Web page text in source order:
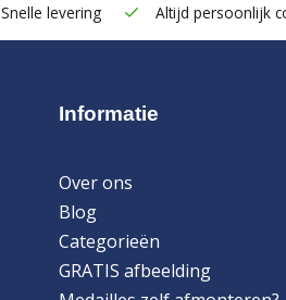
Snelle levering Altijd persoonlijk
Informatie
Over ons
Blog
Categorieën
GRATIS afbeelding